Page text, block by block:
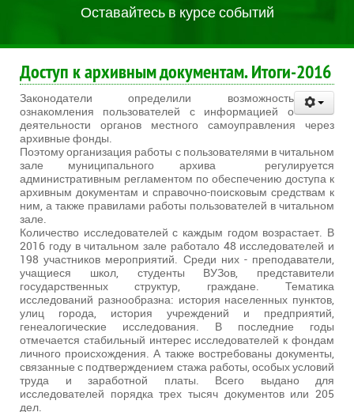
Оставайтесь в курсе событий
Доступ к архивным документам. Итоги-2016
Законодатели определили возможность
ознакомления пользователей с информацией о
деятельности органов местного самоуправления через
архивные фонды.
Поэтому организация работы с пользователями в читальном
зале муниципального архива регулируется
административным регламентом по обеспечению доступа к
архивным документам и справочно-поисковым средствам к
ним, а также правилами работы пользователей в читальном
зале.
Количество исследователей с каждым годом возрастает. В
2016 году в читальном зале работало 48 исследователей и
198 участников мероприятий. Среди них - преподаватели,
учащиеся школ, студенты ВУЗов, представители
государственных структур, граждане. Тематика
исследований разнообразна: история населенных пунктов,
улиц города, история учреждений и предприятий,
генеалогические исследования. В последние годы
отмечается стабильный интерес исследователей к фондам
личного происхождения. А также востребованы документы,
связанные с подтверждением стажа работы, особых условий
труда и заработной платы. Всего выдано для
исследователей порядка трех тысяч документов или 205
дел.